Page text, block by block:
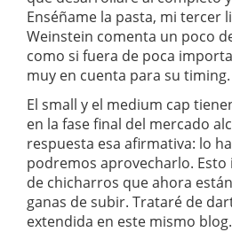
Enséñame la pasta, mi tercer
Weinstein comenta un poco
como si fuera de poca
muy en cuenta para su timing.
El small y el medium cap
en la fase final del mercado
respuesta esa afirmativa: lo
podremos aprovecharlo.
de chicharros que ahora
ganas de subir. Trataré de
extendida en este mismo blog.